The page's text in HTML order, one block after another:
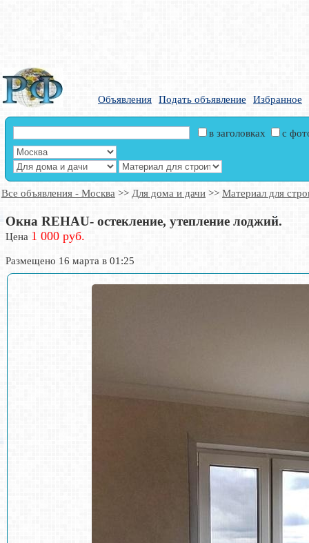
Объявления Подать объявление Избранное
в заголовках с
Все объявления - Москва >> Для дома и дачи >> Материал для
Окна REHAU- остекление, утепление лоджий.
Цена 1 000 руб.
Размещено 16 марта в 01:25